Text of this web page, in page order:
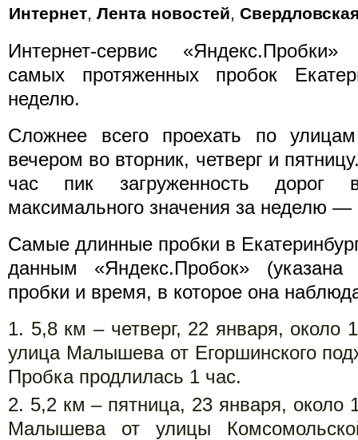
Интернет, Лента новостей,
Интернет-сервис
самых протяженных пробок
неделю.
Сложнее всего проехать по
вечером во вторник, четверг и
час пик загруженность дорог
максимального значения за неделю —
Самые длинные пробки в
данным «Яндекс.Пробок» (указана
пробки и время, в которое она
5,8 км – четверг, 22 января, около
улица Малышева от Егоршинского
Пробка продлилась 1 час.
5,2 км – пятница, 23 января, около
Малышева от улицы